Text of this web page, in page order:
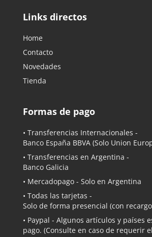
Links directos
Home
Contacto
Novedades
Tienda
Formas de pago
• Transferencias Internacionales -
Banco España BBVA (Solo Union
• Transferencias en Argentina -
Banco Galicia
• Mercadopago - Solo en Argentina
• Todas las tarjetas -
Solo de forma presencial (con
• Paypal - Algunos artículos y países
pago. (Consulte en caso de requerir